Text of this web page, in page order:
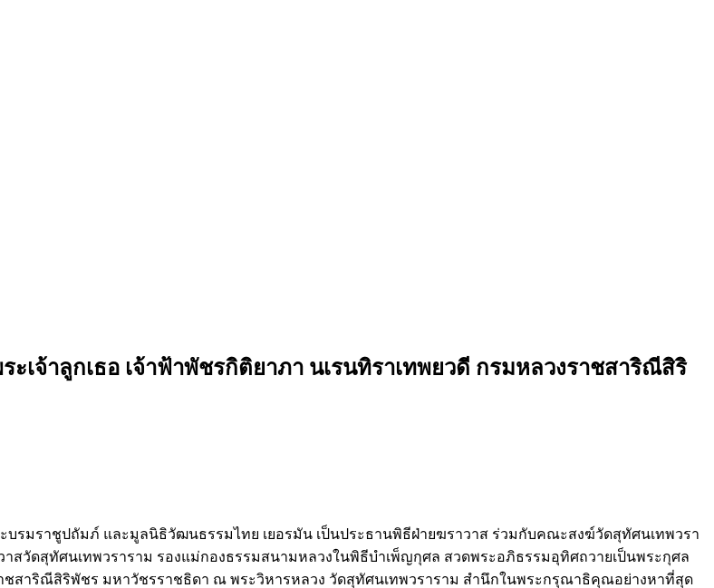
เจ้าลูกเธอ เจ้าฟ้าพัชรกิติยาภา นเรนทิราเทพยวดี กรมหลวงราชสาริณีสิริ
ระบรมราชูปถัมภ์ และมูลนิธิวัฒนธรรมไทย เยอรมัน เป็นประธานพิธีฝ่ายฆราวาส ร่วมกับคณะสงฆ์วัดสุทัศนเทพวรา
สวัดสุทัศนเทพวราราม รองแม่กองธรรมสนามหลวงในพิธีบำเพ็ญกุศล สวดพระอภิธรรมอุทิศถวายเป็นพระกุศล
าชสาริณีสิริพัชร มหาวัชรราชธิดา ณ พระวิหารหลวง วัดสุทัศนเทพวราราม สำนึกในพระกรุณาธิคุณอย่างหาที่สุด